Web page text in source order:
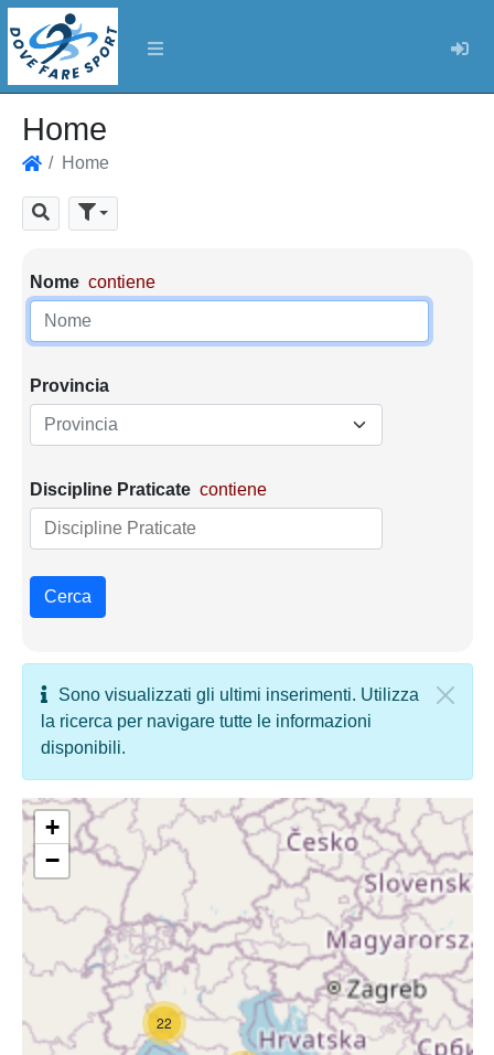
Home
Home
CercaParametri di ricerca
Nome contiene
Provincia
Provincia
Discipline Praticate contiene
Cerca
Sono visualizzati gli ultimi inserimenti. Utilizza
la ricerca per navigare tutte le informazioni
disponibili.
22
+
−